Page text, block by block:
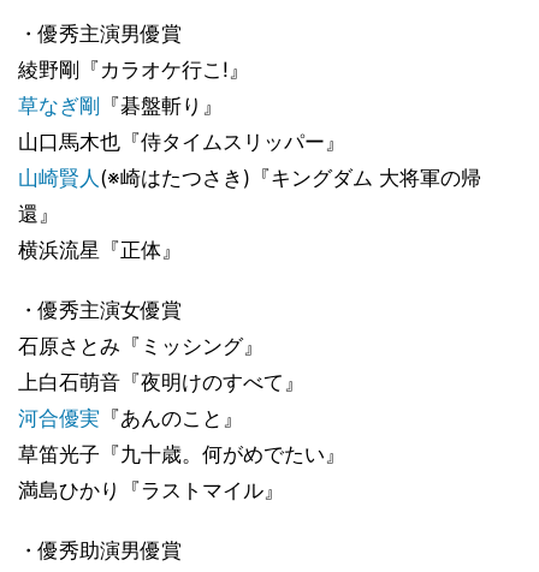
・優秀主演男優賞
綾野剛『カラオケ行こ!』
草なぎ剛 『碁盤斬り』
山口馬木也『侍タイムスリッパー』
山崎賢人 (※崎はたつさき)『キングダム 大将軍の帰
還』
横浜流星『正体』
・優秀主演女優賞
石原さとみ『ミッシング』
上白石萌音『夜明けのすべて』
河合優実 『あんのこと』
草笛光子『九十歳。何がめでたい』
満島ひかり『ラストマイル』
・優秀助演男優賞